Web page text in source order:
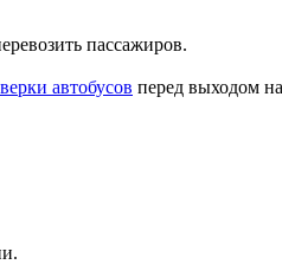
пассажиров.
автобусов перед выходом